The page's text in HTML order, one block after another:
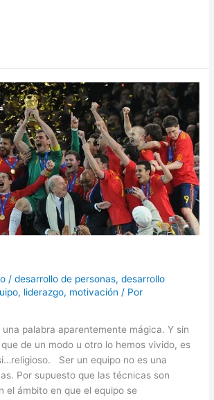
/desarrollo de personas,desarrollo
, liderazgo, motivación / Por
palabra aparentemente mágica. Y sin
de un modo u otro lo hemos vivido, es
Ser un equipo no es una
Por supuesto que las técnicas son
el ámbito en que el equipo se